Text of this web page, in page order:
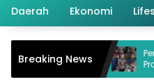
Daerah Ekonomi
Breaking News
Desak
Pemkab OKU
Program 3